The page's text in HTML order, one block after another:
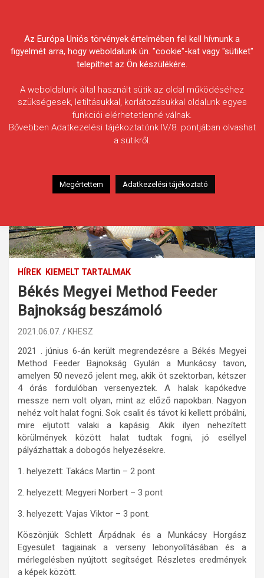
Egyesületek Szövetsége
HÍREK KIEMELT TARTALMAK
Békés Megyei Method Feeder
Bajnokság beszámoló
2021.06.07. KHESZ
2021 . június 6-án került megrendezésre a Békés Megyei
Method Feeder Bajnokság Gyulán a Munkácsy tavon,
amelyen 50 nevező jelent meg, akik öt szektorban, kétszer
4 órás fordulóban versenyeztek. A halak kapókedve
messze nem volt olyan, mint az előző napokban. Nagyon
nehéz volt halat fogni. Sok csalit és távot ki kellett próbálni,
mire eljutott valaki a kapásig. Akik ilyen nehezített
körülmények között halat tudtak fogni, jó eséllyel
pályázhattak a dobogós helyezésekre.
1. helyezett: Takács Martin – 2 pont
2. helyezett: Megyeri Norbert – 3 pont
3. helyezett: Vajas Viktor – 3 pont.
Köszönjük Schlett Árpádnak és a Munkácsy Horgász
Egyesület tagjainak a verseny lebonyolításában és a
mérlegelésben nyújtott segítséget. Részletes eredmények
a képek között.
Az Európa Uniós törvények értelmében fel kell hívnunk a
figyelmét arra, hogy weboldalunk ún. "cookie"-kat vagy "sütiket"
telepíthet az Ön készülékére.
A weboldalunk által használt sütik az oldal működéséhez
szükségesek, letiltásukkal, korlátozásukkal oldalunk egyes
funkciói elérhetetlenné válnak.
Bővebben Adatkezelési tájékoztatónk IV/8. pontjában olvashat
a sütikről.
Megértettem Adatkezelési tájékoztató